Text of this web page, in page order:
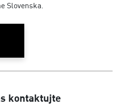
Slovenska.
kontaktujte